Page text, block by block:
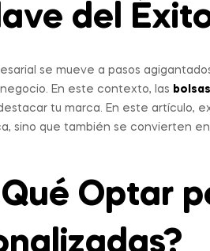
del
se mueve a pasos
En este contexto, las
tu marca. En este artículo,
sino que también se convierten
Optar